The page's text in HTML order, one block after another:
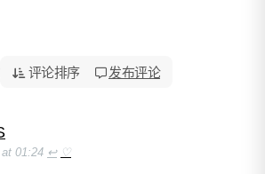
评论排序 发布评论
01:24 ↩ ♡